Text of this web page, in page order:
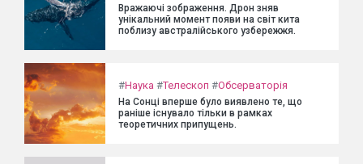
Вражаючі зображення. Дрон зняв
унікальний момент появи на світ кита
поблизу австралійського узбережжя.
#Наука #Телескоп #Обсерваторія
На Сонці вперше було виявлено те, що
раніше існувало тільки в рамках
теоретичних припущень.